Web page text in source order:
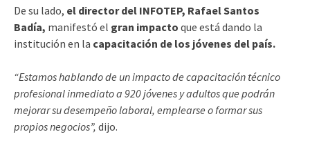
De su lado, el director del INFOTEP, Rafael Santos
Badía, manifestó el gran impacto que está dando la
institución en la capacitación de los jóvenes del país.
“Estamos hablando de un impacto de capacitación técnico
profesional inmediato a 920 jóvenes y adultos que podrán
mejorar su desempeño laboral, emplearse o formar sus
propios negocios”, dijo.